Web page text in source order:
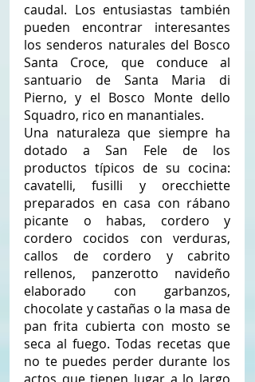
caudal. Los entusiastas también
pueden encontrar interesantes
los senderos naturales del Bosco
Santa Croce, que conduce al
santuario de Santa Maria di
Pierno, y el Bosco Monte dello
Squadro, rico en manantiales.
Una naturaleza que siempre ha
dotado a San Fele de los
productos típicos de su cocina:
cavatelli, fusilli y orecchiette
preparados en casa con rábano
picante o habas, cordero y
cordero cocidos con verduras,
callos de cordero y cabrito
rellenos, panzerotto navideño
elaborado con garbanzos,
chocolate y castañas o la masa de
pan frita cubierta con mosto se
seca al fuego. Todas recetas que
no te puedes perder durante los